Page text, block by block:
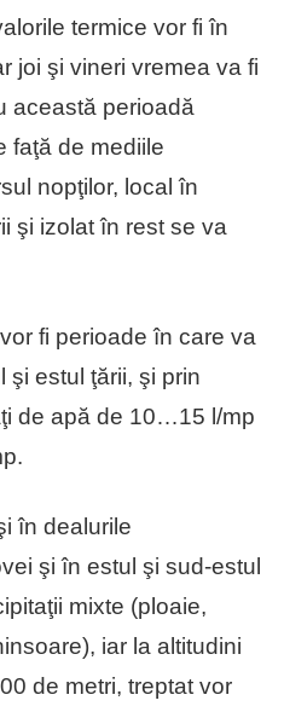
termice vor fi în
joi şi vineri vremea va fi
această perioadă
faţă de mediile
nopţilor, local în
şi izolat în rest se va
fi perioade în care va
şi estul ţării, şi prin
de apă de 10…15 l/mp
în dealurile
şi în estul şi sud-estul
mixte (ploaie,
iar la altitudini
de metri, treptat vor